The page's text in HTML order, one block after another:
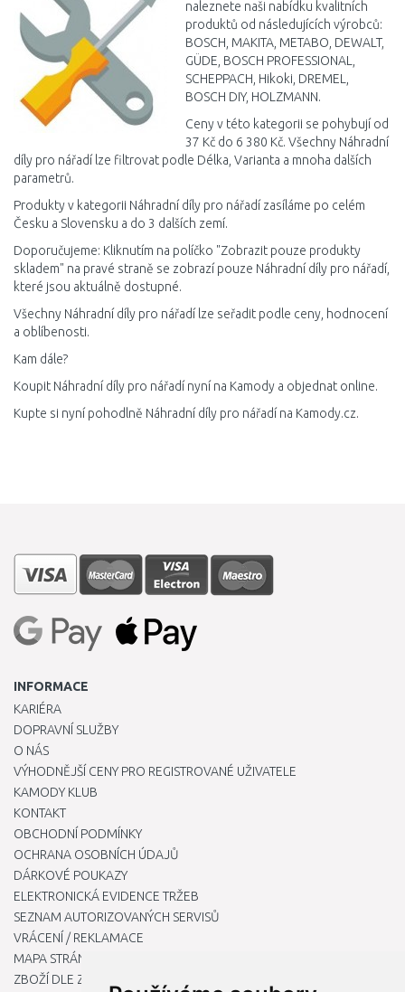
naleznete naši nabídku kvalitních
produktů od následujících výrobců:
BOSCH, MAKITA, METABO, DEWALT,
GÜDE, BOSCH PROFESSIONAL,
SCHEPPACH, Hikoki, DREMEL,
BOSCH DIY, HOLZMANN.
Ceny v této kategorii se pohybují od
37 Kč do 6 380 Kč. Všechny Náhradní
díly pro nářadí lze filtrovat podle Délka, Varianta a mnoha dalších
parametrů.
Produkty v kategorii Náhradní díly pro nářadí zasíláme po celém
Česku a Slovensku a do 3 dalších zemí.
Doporučujeme: Kliknutím na políčko "Zobrazit pouze produkty
skladem" na pravé straně se zobrazí pouze Náhradní díly pro nářadí,
které jsou aktuálně dostupné.
Všechny Náhradní díly pro nářadí lze seřadit podle ceny, hodnocení
a oblíbenosti.
Kam dále?
Koupit Náhradní díly pro nářadí nyní na Kamody a objednat online.
Kupte si nyní pohodlně Náhradní díly pro nářadí na Kamody.cz.
INFORMACE
KARIÉRA
DOPRAVNÍ SLUŽBY
O NÁS
VÝHODNĚJŠÍ CENY PRO REGISTROVANÉ UŽIVATELE
KAMODY KLUB
KONTAKT
OBCHODNÍ PODMÍNKY
OCHRANA OSOBNÍCH ÚDAJŮ
DÁRKOVÉ POUKAZY
ELEKTRONICKÁ EVIDENCE TRŽEB
SEZNAM AUTORIZOVANÝCH SERVISŮ
VRÁCENÍ / REKLAMACE
MAPA STRÁNKY
ZBOŽÍ DLE ZNAČEK